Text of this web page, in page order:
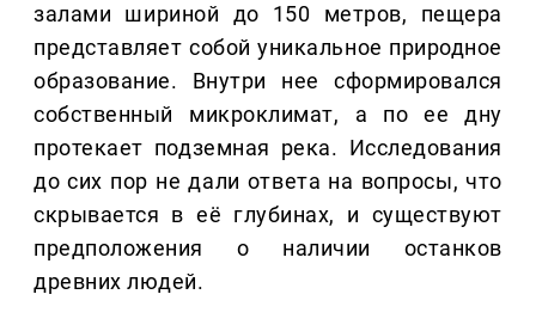
залами шириной до 150 метров, пещера
представляет собой уникальное природное
образование. Внутри нее сформировался
собственный микроклимат, а по ее дну
протекает подземная река. Исследования
до сих пор не дали ответа на вопросы, что
скрывается в её глубинах, и существуют
предположения о наличии останков
древних людей.